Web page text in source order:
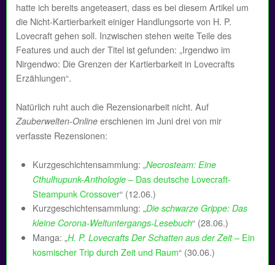
hatte ich bereits angeteasert, dass es bei diesem Artikel um
die Nicht-Kartierbarkeit einiger Handlungsorte von H. P.
Lovecraft gehen soll. Inzwischen stehen weite Teile des
Features und auch der Titel ist gefunden: „Irgendwo im
Nirgendwo: Die Grenzen der Kartierbarkeit in Lovecrafts
Erzählungen“.
Natürlich ruht auch die Rezensionarbeit nicht. Auf
Zauberwelten-Online erschienen im Juni drei von mir
verfasste Rezensionen:
Kurzgeschichtensammlung: „Necrosteam: Eine
Cthulhupunk-Anthologie – Das deutsche Lovecraft-
Steampunk Crossover“ (12.06.)
Kurzgeschichtensammlung: „Die schwarze Grippe: Das
kleine Corona-Weltuntergangs-Lesebuch“ (28.06.)
Manga: „H. P. Lovecrafts Der Schatten aus der Zeit– Ein
kosmischer Trip durch Zeit und Raum“ (30.06.)